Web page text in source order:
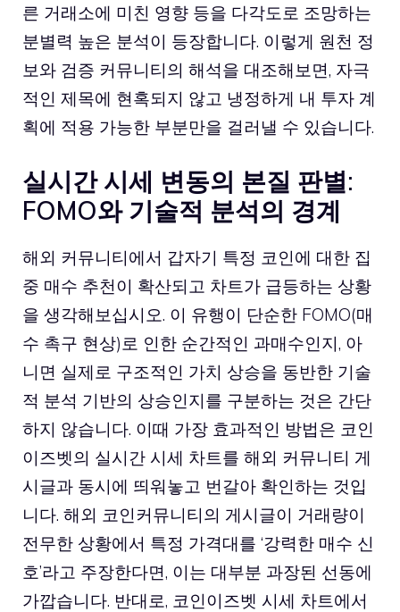
른 거래소에 미친 영향 등을 다각도로 조망하는
분별력 높은 분석이 등장합니다. 이렇게 원천 정
보와 검증 커뮤니티의 해석을 대조해보면, 자극
적인 제목에 현혹되지 않고 냉정하게 내 투자 계
획에 적용 가능한 부분만을 걸러낼 수 있습니다.
실시간 시세 변동의 본질 판별:
FOMO와 기술적 분석의 경계
해외 커뮤니티에서 갑자기 특정 코인에 대한 집
중 매수 추천이 확산되고 차트가 급등하는 상황
을 생각해보십시오. 이 유행이 단순한 FOMO(매
수 촉구 현상)로 인한 순간적인 과매수인지, 아
니면 실제로 구조적인 가치 상승을 동반한 기술
적 분석 기반의 상승인지를 구분하는 것은 간단
하지 않습니다. 이때 가장 효과적인 방법은 코인
이즈벳의 실시간 시세 차트를 해외 커뮤니티 게
시글과 동시에 띄워놓고 번갈아 확인하는 것입
니다. 해외 코인커뮤니티의 게시글이 거래량이
전무한 상황에서 특정 가격대를 ‘강력한 매수 신
호’라고 주장한다면, 이는 대부분 과장된 선동에
가깝습니다. 반대로, 코인이즈벳 시세 차트에서